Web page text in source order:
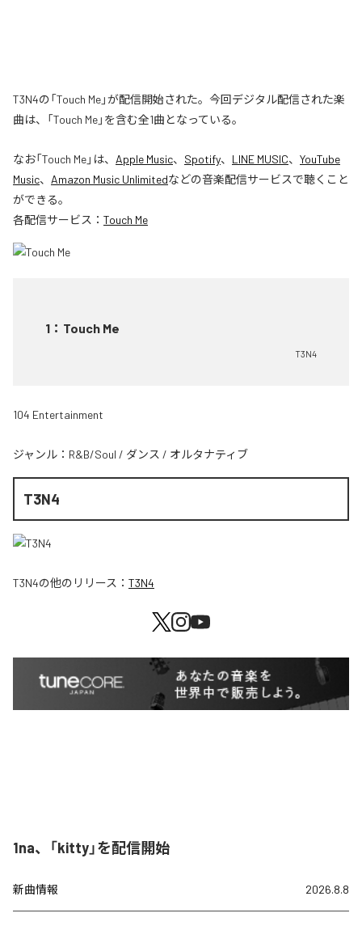
T3N4の「Touch Me」が配信開始された。今回デジタル配信された楽
曲は、「Touch Me」を含む全1曲となっている。
なお「Touch Me」は、 Apple Music、 Spotify、 LINE MUSIC、 YouTube
Music、 Amazon Music Unlimitedなどの音楽配信サービスで聴くこと
ができる。
各配信サービス： Touch Me
1 ： Touch Me
T3N4
104 Entertainment
ジャンル： R&B/Soul / ダンス / オルタナティブ
T3N4
T3N4の他のリリース： T3N4
1na、「kitty」を配信開始
新曲情報 2026.8.8